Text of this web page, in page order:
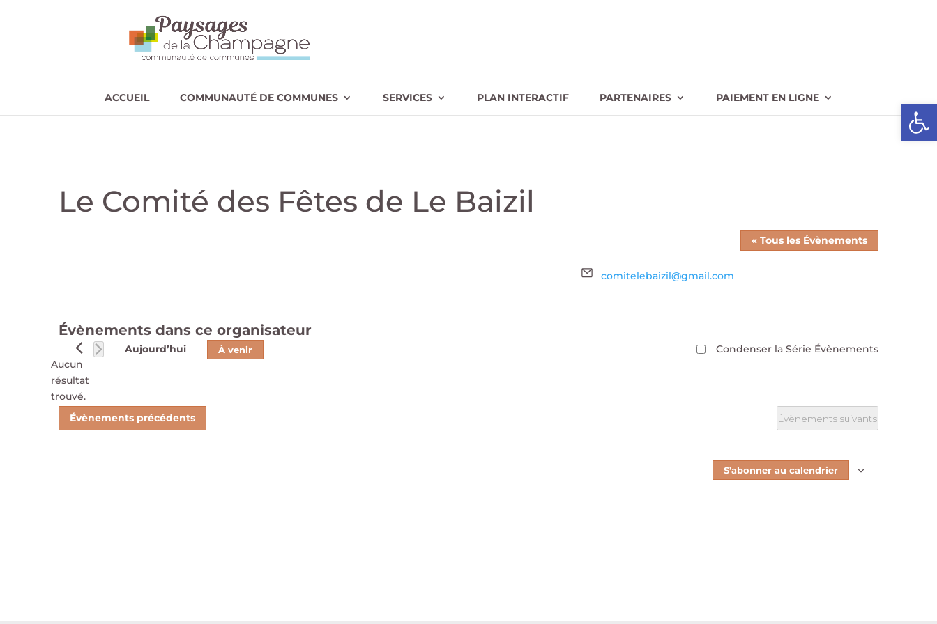
Ouvrir
ACCUEIL COMMUNAUTÉ DE COMMUNES SERVICES PLAN INTERACTIF PARTENAIRES PAIEMENT EN LIGNE
Le Comité des Fêtes de Le Baizil
« Tous les Évènements
Email
comitelebaizil@gmail.com
Évènements dans ce organisateur
Notice
Aucun
résultat
trouvé.
Aujourd’hui À venir Condenser la Série Évènements
Évènements précédents Évènements suivants
S’abonner au calendrier